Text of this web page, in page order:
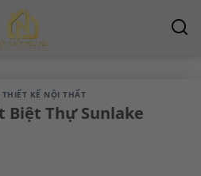
THIẾT KẾ NỘI THẤT
Biệt Thự Sunlake